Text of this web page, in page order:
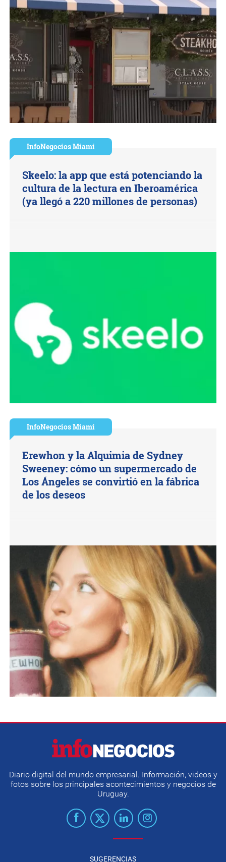
InfoNegocios Miami
Skeelo: la app que está potenciando la
cultura de la lectura en Iberoamérica
(ya llegó a 220 millones de personas)
InfoNegocios Miami
Erewhon y la Alquimia de Sydney
Sweeney: cómo un supermercado de
Los Ángeles se convirtió en la fábrica
de los deseos
Diario digital del mundo empresarial. Información, videos y
fotos sobre los principales acontecimientos y negocios de
Uruguay.
SUGERENCIAS